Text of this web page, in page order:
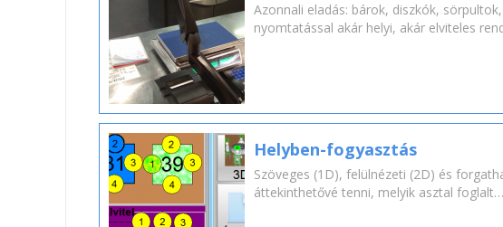
Azonnali eladás: bárok, diszkók,
nyomtatással akár helyi, akár elviteles
Helyben-fogyasztás
Szöveges (1D), felülnézeti (2D) és
áttekinthetővé tenni, melyik asztal foglalt…